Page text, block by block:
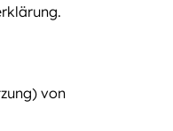
von